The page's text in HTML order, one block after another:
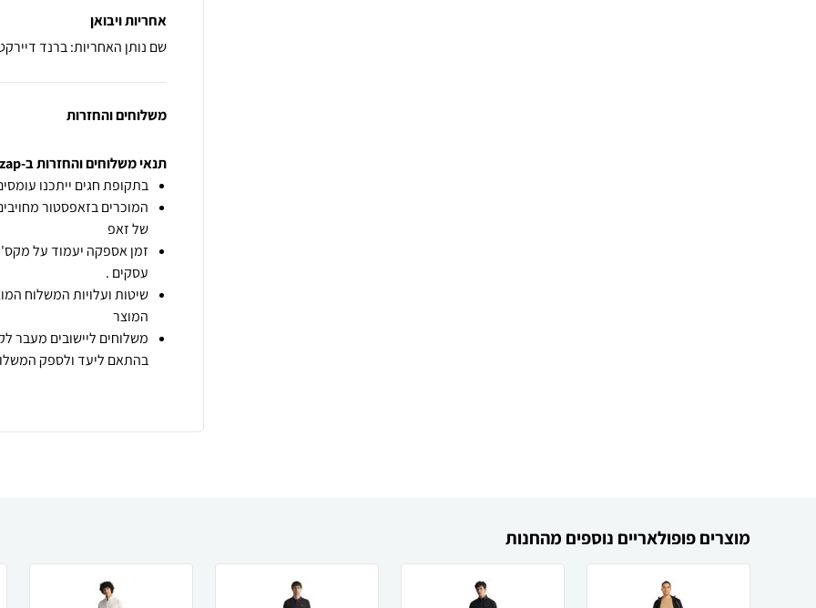
אחריות ויבואן
שם נותן האחריות: ברנד
משלוחים והחזרות
תנאי משלוחים והחזרות ב-zap
בתקופת חגים ייתכנו
המוכרים בזאפסטור
של זאפ
זמן אספקה יעמוד על מקס' 7 ימי עסקים מיום
עסקים .
שיטות ועלויות המשלוח
המוצר
משלוחים ליישובים מעבר
בהתאם ליעד ולספק
מוצרים פופולאריים נוספים מהחנות